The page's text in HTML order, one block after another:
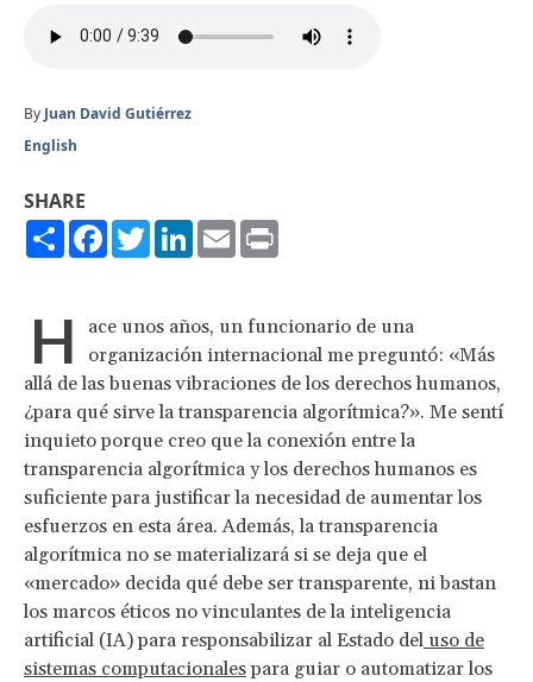
By Juan David Gutiérrez
English
SHARE
ShareFacebook
TwitterLinkedIn
Email
H
ace unos años, un funcionario de una
organización internacional me preguntó: «Más
allá de las buenas vibraciones de los derechos humanos,
¿para qué sirve la transparencia algorítmica?». Me sentí
inquieto porque creo que la conexión entre la
transparencia algorítmica y los derechos humanos es
suficiente para justificar la necesidad de aumentar los
esfuerzos en esta área. Además, la transparencia
algorítmica no se materializará si se deja que el
«mercado» decida qué debe ser transparente, ni bastan
los marcos éticos no vinculantes de la inteligencia
artificial (IA) para responsabilizar al Estado del uso de
sistemas computacionalespara guiar o automatizar los